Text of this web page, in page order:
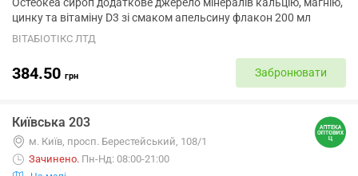
цинку та вітаміну D3 зі смаком апельсину флакон 200 мл
ВІТАБІОТІКС ЛТД
384.50 грн Забронювати
Київська 203
м. Київ, просп. Берестейський, 108/1
Зачинено. Пн-Нд: 08:00-21:00